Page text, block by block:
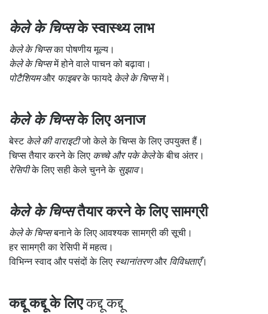
केले के चिप्सके स्वास्थ्य लाभ
केले के चिप्सका पोषणीय मूल्य।
केले के चिप्समें होने वाले पाचन को बढ़ावा।
पोटैशियमऔर फाइबरके फायदे केले के चिप्समें।
केले के चिप्सके लिए अनाज
बेस्ट केले की वाराइटीजो केले के चिप्स के लिए उपयुक्त हैं।
चिप्स तैयार करने के लिए कच्चे और पके केलेके बीच अंतर।
रेसिपीके लिए सही केले चुनने के सुझाव।
केले के चिप्सतैयार करने के लिए सामग्री
केले के चिप्सबनाने के लिए आवश्यक सामग्री की सूची।
हर सामग्री का रेसिपी में महत्व।
विभिन्न स्वाद और पसंदों के लिए स्थानांतरणऔर विविधताएँ।
कद्दू कद्दू के लिएकद्दू कद्दू